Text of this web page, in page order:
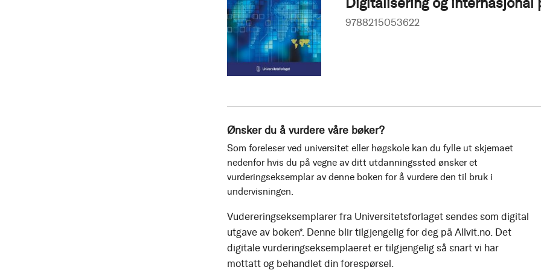
9788215053622
Ønsker du å vurdere våre bøker?
Som foreleser ved universitet eller høgskole kan du fylle ut skjemaet
nedenfor hvis du på vegne av ditt utdanningssted ønsker et
vurderingseksemplar av denne boken for å vurdere den til bruk i
undervisningen.
Vudereringseksemplarer fra Universitetsforlaget sendes som digital
utgave av boken*. Denne blir tilgjengelig for deg på Allvit.no. Det
digitale vurderingseksemplaeret er tilgjengelig så snart vi har
mottatt og behandlet din forespørsel.